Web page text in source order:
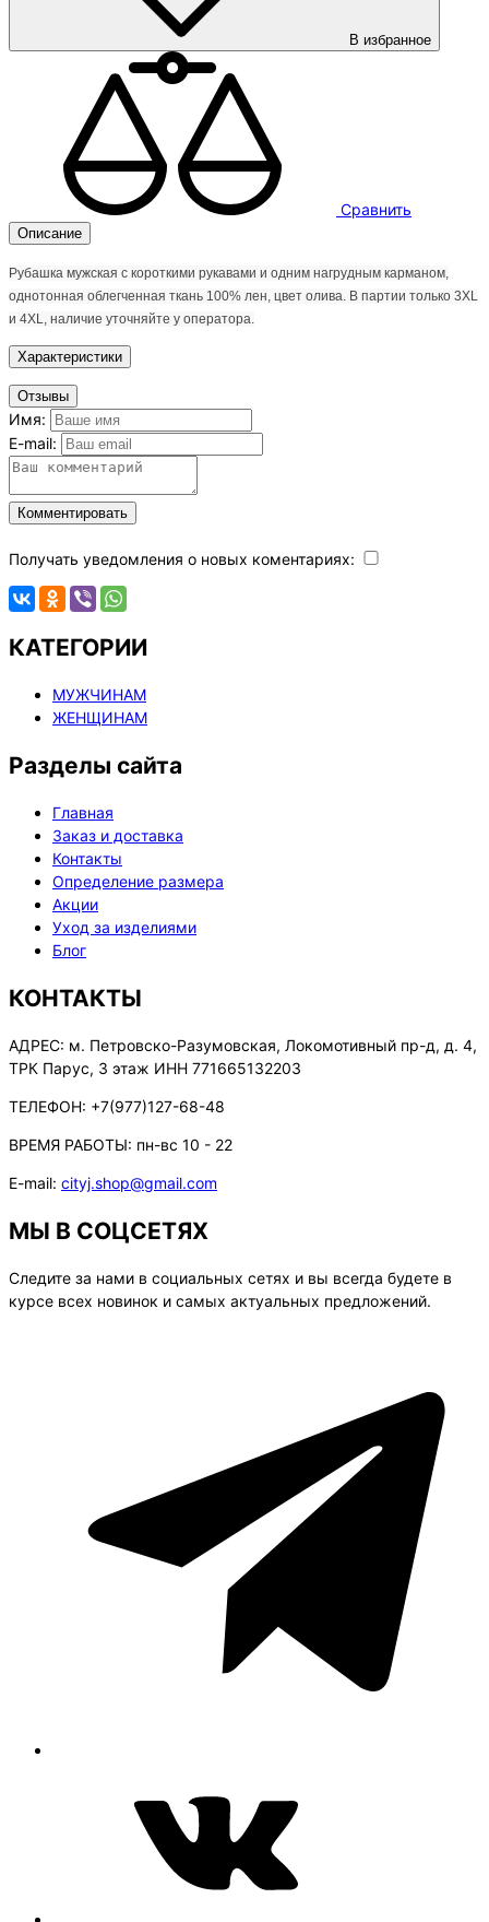
В избранное
Сравнить
Описание
Рубашка мужская с короткими рукавами и одним нагрудным карманом,
однотонная облегченная ткань 100% лен, цвет олива. В партии только 3XL
и 4XL, наличие уточняйте у оператора.
Характеристики
Отзывы
Имя:
E-mail:
Комментировать
Получать уведомления о новых коментариях:
КАТЕГОРИИ
МУЖЧИНАМ
ЖЕНЩИНАМ
Разделы сайта
Главная
Заказ и доставка
Контакты
Определение размера
Акции
Уход за изделиями
Блог
КОНТАКТЫ
АДРЕС: м. Петровско-Разумовская, Локомотивный пр-д, д. 4,
ТРК Парус, 3 этаж ИНН 771665132203
ТЕЛЕФОН: +7(977)127-68-48
ВРЕМЯ РАБОТЫ: пн-вс 10 - 22
E-mail: cityj.shop@gmail.com
МЫ В СОЦСЕТЯХ
Следите за нами в социальных сетях и вы всегда будете в
курсе всех новинок и самых актуальных предложений.